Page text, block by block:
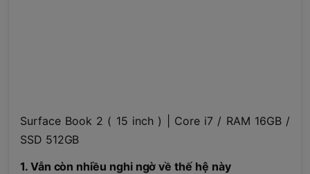
Surface Book 2 ( 15 inch ) | Core i7 / RAM 16GB /
SSD 512GB
1. Vẫn còn nhiều nghi ngờ về thế hệ này